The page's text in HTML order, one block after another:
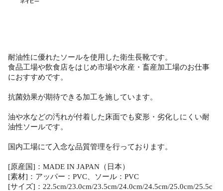
耐油性に優れたソールを使用した衛生長靴です。
食品工場や飲食店をはじめ市場や水産・畜産加工場のお仕事
におすすめです。
抗菌効果が期待できる加工を施しています。
油や水などの汚れが付着した床面でも変形・劣化しにくい耐
油性ソールです。
国内工場にて入念な品質管理を行っております。
[原産国]：MADE IN JAPAN（日本）
[素材]：アッパー：PVC、ソール：PVC
[サイズ]：22.5cm/23.0cm/23.5cm/24.0cm/24.5cm/25.0cm/25.5c